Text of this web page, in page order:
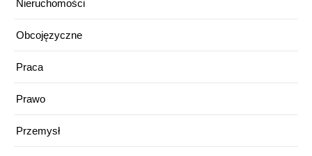
Nieruchomości
Obcojęzyczne
Praca
Prawo
Przemysł